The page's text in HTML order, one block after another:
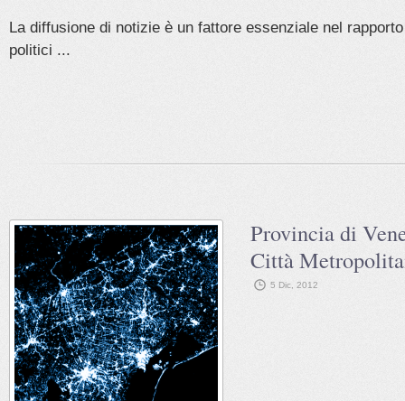
La diffusione di notizie è un fattore essenziale nel
politici ...
Provincia di
Città
5 Dic, 2012